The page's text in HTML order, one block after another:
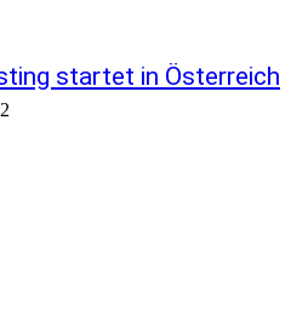
startet in Österreich